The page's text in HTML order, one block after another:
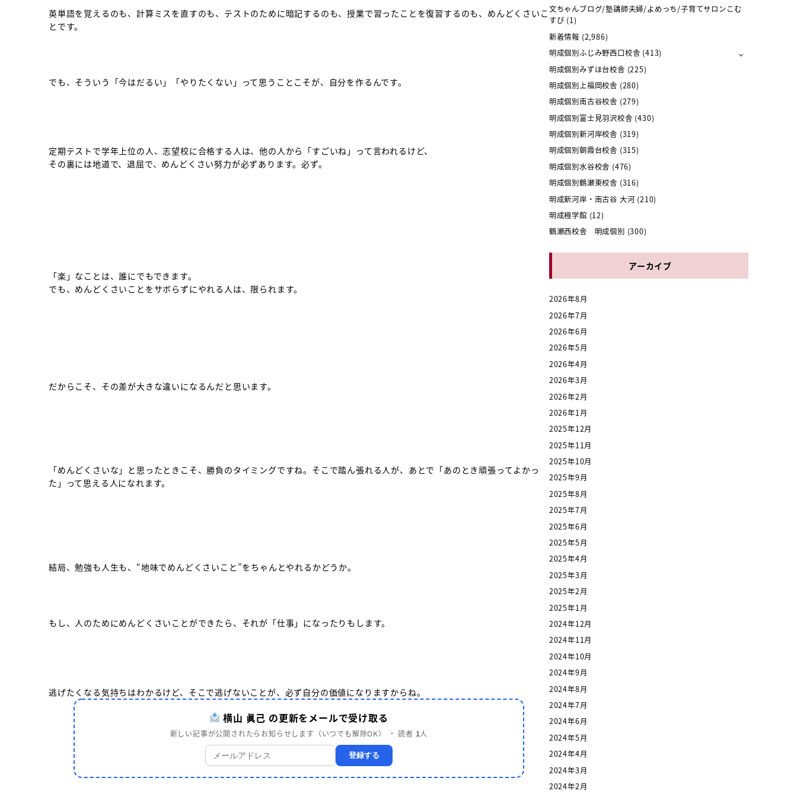
英単語を覚えるのも、計算ミスを直すのも、テストのために暗記するのも、授業で習ったことを復習するのも、めんどくさいこ
とです。
でも、そういう「今はだるい」「やりたくない」って思うことこそが、自分を作るんです。
定期テストで学年上位の人、志望校に合格する人は、他の人から「すごいね」って言われるけど、
その裏には地道で、退屈で、めんどくさい努力が必ずあります。必ず。
「楽」なことは、誰にでもできます。
でも、めんどくさいことをサボらずにやれる人は、限られます。
だからこそ、その差が大きな違いになるんだと思います。
「めんどくさいな」と思ったときこそ、勝負のタイミングですね。そこで踏ん張れる人が、あとで「あのとき頑張ってよかっ
た」って思える人になれます。
結局、勉強も人生も、“地味でめんどくさいこと”をちゃんとやれるかどうか。
もし、人のためにめんどくさいことができたら、それが「仕事」になったりもします。
逃げたくなる気持ちはわかるけど、そこで逃げないことが、必ず自分の価値になりますからね。
横山 眞己 の更新をメールで受け取る
新しい記事が公開されたらお知らせします（いつでも解除OK） ・ 読者 1人
登録する
文ちゃんブログ/塾講師夫婦/よめっち/子育てサロンこむ
すび (1)
新着情報 (2,986)
明成個別ふじみ野西口校舎 (413)
明成個別みずほ台校舎 (225)
明成個別上福岡校舎 (280)
明成個別南古谷校舎 (279)
明成個別富士見羽沢校舎 (430)
明成個別新河岸校舎 (319)
明成個別朝霞台校舎 (315)
明成個別水谷校舎 (476)
明成個別鶴瀬東校舎 (316)
明成新河岸・南古谷 大河 (210)
明成極学館 (12)
鶴瀬西校舎 明成個別 (300)
アーカイブ
2026年8月
2026年7月
2026年6月
2026年5月
2026年4月
2026年3月
2026年2月
2026年1月
2025年12月
2025年11月
2025年10月
2025年9月
2025年8月
2025年7月
2025年6月
2025年5月
2025年4月
2025年3月
2025年2月
2025年1月
2024年12月
2024年11月
2024年10月
2024年9月
2024年8月
2024年7月
2024年6月
2024年5月
2024年4月
2024年3月
2024年2月